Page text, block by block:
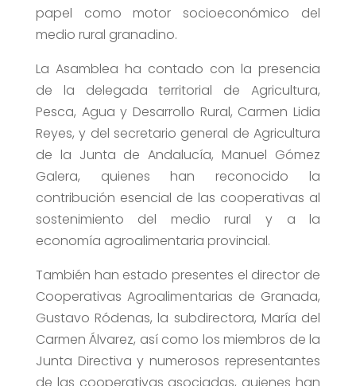
papel como motor socioeconómico del
medio rural granadino.
La Asamblea ha contado con la presencia
de la delegada territorial de Agricultura,
Pesca, Agua y Desarrollo Rural, Carmen Lidia
Reyes, y del secretario general de Agricultura
de la Junta de Andalucía, Manuel Gómez
Galera, quienes han reconocido la
contribución esencial de las cooperativas al
sostenimiento del medio rural y a la
economía agroalimentaria provincial.
También han estado presentes el director de
Cooperativas Agroalimentarias de Granada,
Gustavo Ródenas, la subdirectora, María del
Carmen Álvarez, así como los miembros de la
Junta Directiva y numerosos representantes
de las cooperativas asociadas, quienes han